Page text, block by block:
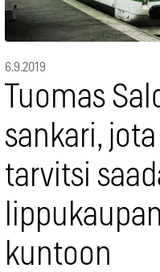
6.9.2019
Tuomas
sankari, jota
tarvitsi
lippukaupan
kuntoon